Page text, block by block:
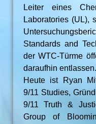
Leiter eines
Laboratories (UL),
Standards and
der WTC-Türme
daraufhin entlassen.
Heute ist Ryan
9/11 Studies,
9/11 Truth &
Group of